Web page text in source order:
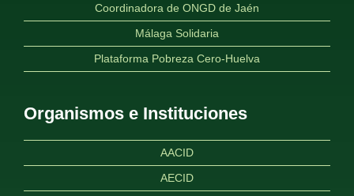
Coordinadora de ONGD de Jaén
Málaga Solidaria
Plataforma Pobreza Cero-Huelva
Organismos e Instituciones
AACID
AECID